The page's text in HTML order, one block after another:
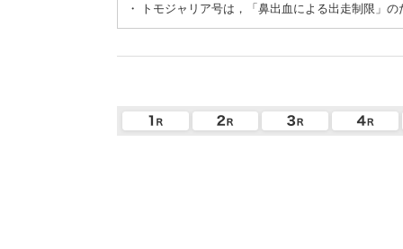
・
トモジャリア号は，「鼻出血による出走制限」